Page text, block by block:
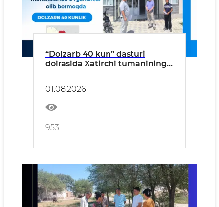
“Dolzarb 40 kun” dasturi
doirasida Xatirchi tumanining
mahallalarida manzilli
o‘rganishlar olib borildi
01.08.2026
953